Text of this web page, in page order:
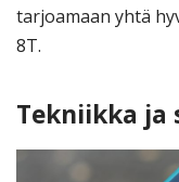
tarjoamaan yhtä
8T.
Tekniikka ja